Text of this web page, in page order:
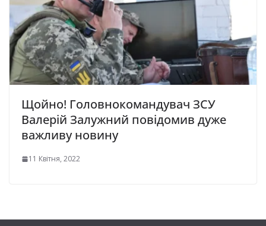
Щойно! Головнокомандувач ЗСУ
Валерій Залужний повідомив дуже
важливу новину
11 Квітня, 2022